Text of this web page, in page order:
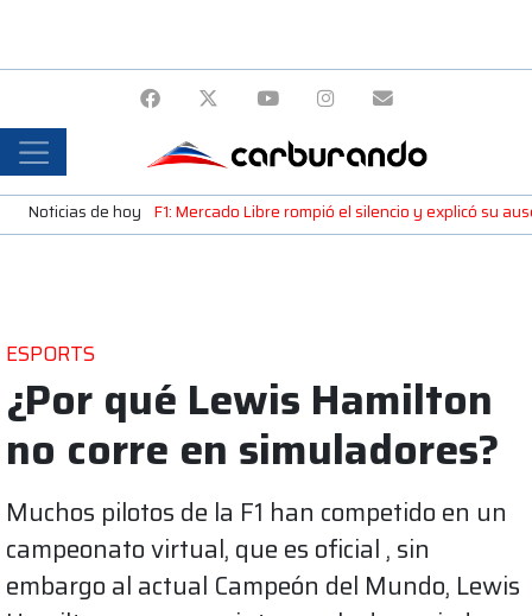
Noticias de hoy F1: Mercado Libre rompió el silencio y explicó su
ESPORTS
¿Por qué Lewis Hamilton
no corre en simuladores?
Muchos pilotos de la F1 han competido en un
campeonato virtual, que es oficial , sin
embargo al actual Campeón del Mundo, Lewis